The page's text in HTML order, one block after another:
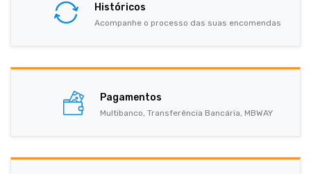
Históricos
Acompanhe o processo das suas encomendas
Pagamentos
Multibanco, Transferência Bancária, MBWAY